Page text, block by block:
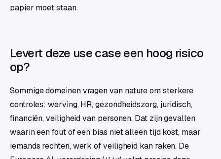
papier moet staan.
Levert deze use case een hoog risico
op?
Sommige domeinen vragen van nature om sterkere
controles: werving, HR, gezondheidszorg, juridisch,
financiën, veiligheid van personen. Dat zijn gevallen
waarin een fout of een bias niet alleen tijd kost, maar
iemands rechten, werk of veiligheid kan raken. De